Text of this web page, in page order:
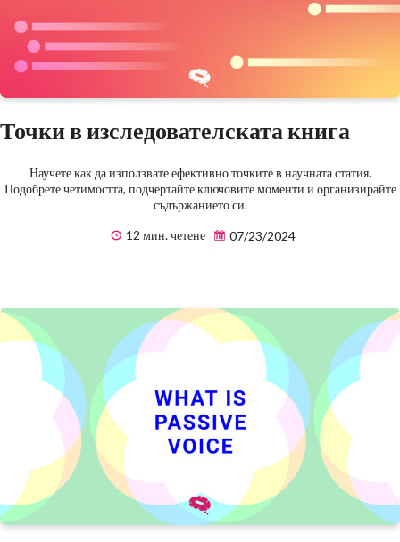
Точки в изследователската книга
Научете как да използвате ефективно точките в научната статия.
Подобрете четимостта, подчертайте ключовите моменти и организирайте
съдържанието си.
12 мин. четене
07/23/2024